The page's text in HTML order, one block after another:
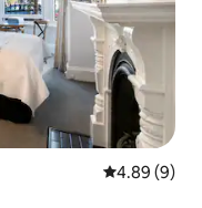
Meánrátáil
4.89 (9)